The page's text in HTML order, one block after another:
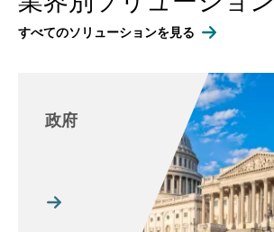
すべてのソリューションを見る
政府